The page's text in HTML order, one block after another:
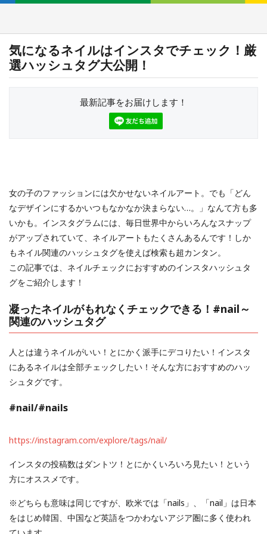
気になるネイルはインスタでチェック！厳
選ハッシュタグ大公開！
最新記事をお届けします！
女の子のファッションには欠かせないネイルアート。でも「どん
なデザインにするかいつもなかなか決まらない…。」なんて方も多
いかも。インスタグラムには、毎日世界中からいろんなスナップ
がアップされていて、ネイルアートもたくさんあるんです！しか
もネイル関連のハッシュタグを使えば検索も超カンタン。
この記事では、ネイルチェックにおすすめのインスタハッシュタ
グをご紹介します！
凝ったネイルがもれなくチェックできる！#nail～
関連のハッシュタグ
人とは違うネイルがいい！とにかく派手にデコりたい！インスタ
にあるネイルは全部チェックしたい！そんな方におすすめのハッ
シュタグです。
#nail/#nails
https://instagram.com/explore/tags/nail/
インスタの投稿数はダントツ！とにかくいろいろ見たい！という
方にオススメです。
※どちらも意味は同じですが、欧米では「nails」、「nail」は日本
をはじめ韓国、中国など英語をつかわないアジア圏に多く使われ